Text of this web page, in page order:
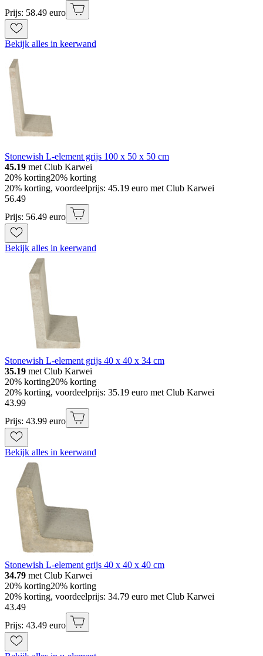
Prijs: 58.49 euro
Bekijk alles in keerwand
Stonewish L-element grijs 100 x 50 x 50 cm
45.19 met Club Karwei
20% korting20% korting
20% korting, voordeelprijs: 45.19 euro met Club Karwei
56.49
Prijs: 56.49 euro
Bekijk alles in keerwand
Stonewish L-element grijs 40 x 40 x 34 cm
35.19 met Club Karwei
20% korting20% korting
20% korting, voordeelprijs: 35.19 euro met Club Karwei
43.99
Prijs: 43.99 euro
Bekijk alles in keerwand
Stonewish L-element grijs 40 x 40 x 40 cm
34.79 met Club Karwei
20% korting20% korting
20% korting, voordeelprijs: 34.79 euro met Club Karwei
43.49
Prijs: 43.49 euro